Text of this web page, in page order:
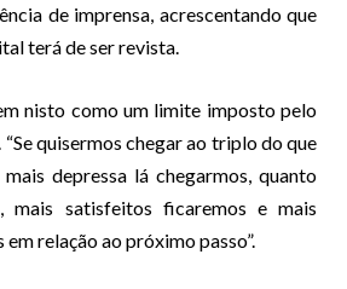
de imprensa, acrescentando que
terá de ser revista.
nisto como um limite imposto pelo
“Se quisermos chegar ao triplo do que
depressa lá chegarmos, quanto
mais satisfeitos ficaremos e mais
relação ao próximo passo”.